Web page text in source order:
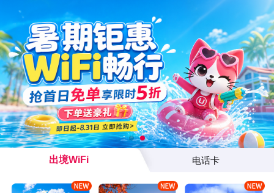
出境WiFi 电话卡